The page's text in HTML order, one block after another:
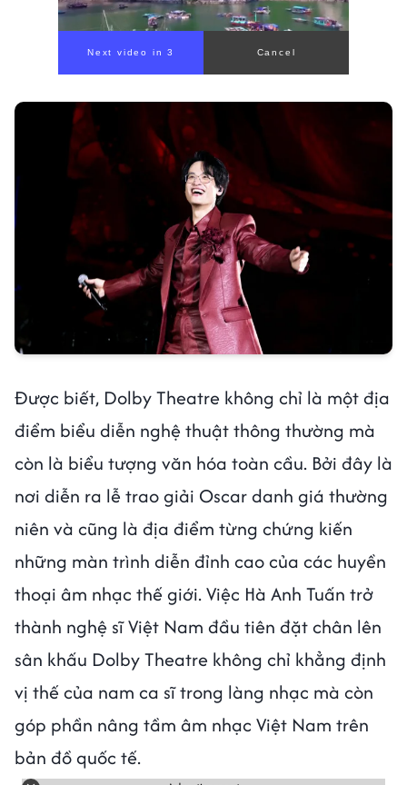
Được biết, Dolby Theatre không chỉ là một địa
điểm biểu diễn nghệ thuật thông thường mà
còn là biểu tượng văn hóa toàn cầu. Bởi đây là
nơi diễn ra lễ trao giải Oscar danh giá thường
niên và cũng là địa điểm từng chứng kiến
những màn trình diễn đỉnh cao của các huyền
thoại âm nhạc thế giới. Việc Hà Anh Tuấn trở
thành nghệ sĩ Việt Nam đầu tiên đặt chân lên
sân khấu Dolby Theatre không chỉ khẳng định
vị thế của nam ca sĩ trong làng nhạc mà còn
góp phần nâng tầm âm nhạc Việt Nam trên
bản đồ quốc tế.